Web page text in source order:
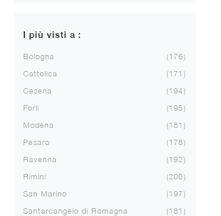
I più visti a :
Bologna
176
Cattolica
171
Cesena
194
Forlì
195
Modena
181
Pesaro
178
Ravenna
192
Rimini
200
San Marino
197
Santarcangelo di Romagna
181